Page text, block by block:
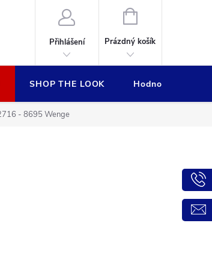
Přihlášení
NÁKUPNÍ
Prázdný košík
SHOP THE LOOK Hodnocení
- 8695 Wenge